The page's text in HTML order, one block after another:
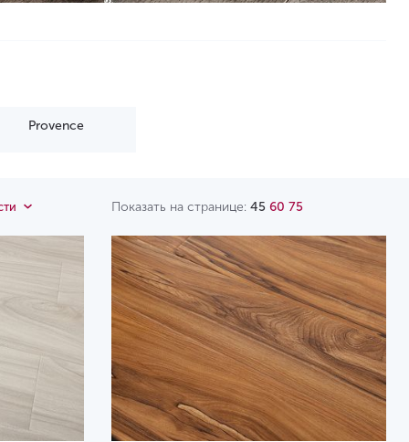
Provence
Показать на странице: 45 60 75